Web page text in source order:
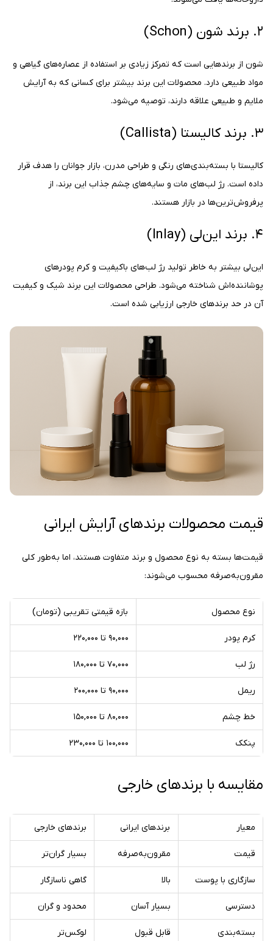
۲. برند شون (Schon)
شون از برندهایی است که تمرکز زیادی بر استفاده از عصاره‌های گیاهی و
مواد طبیعی دارد. محصولات این برند بیشتر برای کسانی که به آرایش
ملایم و طبیعی علاقه دارند، توصیه می‌شود.
۳. برند کالیستا (Callista)
کالیستا با بسته‌بندی‌های رنگی و طراحی مدرن، بازار جوانان را هدف قرار
داده است. رژ لب‌های مات و سایه‌های چشم جذاب این برند، از
پرفروش‌ترین‌ها در بازار هستند.
۴. برند این‌لی (Inlay)
این‌لی بیشتر به خاطر تولید رژ لب‌های باکیفیت و کرم پودرهای
پوشاننده‌اش شناخته می‌شود. طراحی محصولات این برند شیک و کیفیت
آن در حد برندهای خارجی ارزیابی شده است.
قیمت محصولات برندهای آرایش ایرانی
قیمت‌ها بسته به نوع محصول و برند متفاوت هستند، اما به‌طور کلی
مقرون‌به‌صرفه محسوب می‌شوند:
نوع محصول بازه قیمتی تقریبی (تومان)
کرم پودر ۹۰,۰۰۰ تا ۲۲۰,۰۰۰
رژ لب ۷۰,۰۰۰ تا ۱۸۰,۰۰۰
ریمل ۹۰,۰۰۰ تا ۲۰۰,۰۰۰
خط چشم ۸۰,۰۰۰ تا ۱۵۰,۰۰۰
پنکک ۱۰۰,۰۰۰ تا ۲۳۰,۰۰۰
مقایسه با برندهای خارجی
معیار برندهای ایرانی برندهای خارجی
قیمت مقرون‌به‌صرفه بسیار گران‌تر
سازگاری با پوست بالا گاهی ناسازگار
دسترسی بسیار آسان محدود و گران
بسته‌بندی قابل قبول لوکس‌تر